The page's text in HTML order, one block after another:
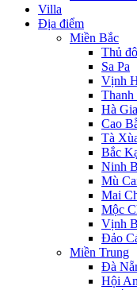
Villa
Địa điểm
Miền Bắc
Thủ
Sa Pa
Vịnh
Thanh
Hà
Cao
Tà
Bắc
Ninh
Mù
Mai
Mộc
Vịnh
Đảo
Miền Trung
Đà
Hội An